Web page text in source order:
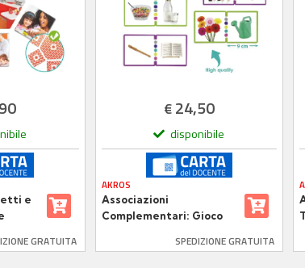
e
GRATUITA
€24,50
disponibile
AKROS
Associazioni
Complementari: Gioco
AutocorrettivoSPEDIZIONE GRATUITA